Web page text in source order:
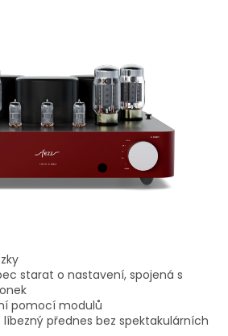
starat o nastavení, spojená s
pomocí modulů
přednes bez spektakulárních